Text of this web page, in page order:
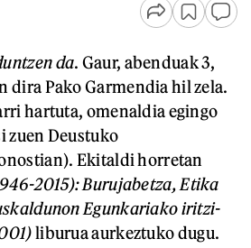
da. Gaur, abenduak 3,
dira Pako Garmendia hil zela.
hartuta, omenaldia egingo
zuen Deustuko
Ekitaldi horretan
2015): Burujabetza, Etika
Egunkariako iritzi-
liburua aurkeztuko dugu.